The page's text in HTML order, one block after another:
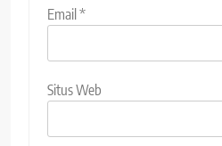
Email *
Situs Web